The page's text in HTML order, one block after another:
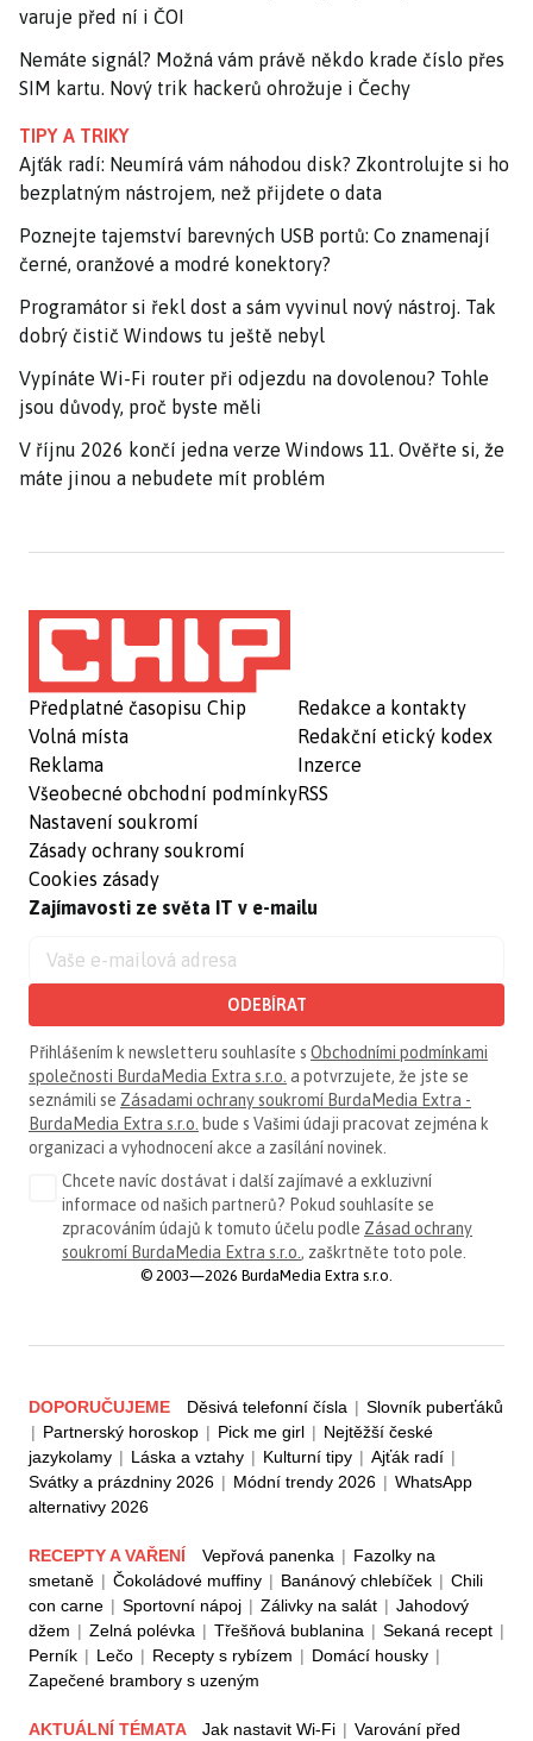
varuje před ní i ČOI
Nemáte signál? Možná vám právě někdo krade číslo přes
SIM kartu. Nový trik hackerů ohrožuje i Čechy
TIPY A TRIKY
Ajťák radí: Neumírá vám náhodou disk? Zkontrolujte si ho
bezplatným nástrojem, než přijdete o data
Poznejte tajemství barevných USB portů: Co znamenají
černé, oranžové a modré konektory?
Programátor si řekl dost a sám vyvinul nový nástroj. Tak
dobrý čistič Windows tu ještě nebyl
Vypínáte Wi-Fi router při odjezdu na dovolenou? Tohle
jsou důvody, proč byste měli
V říjnu 2026 končí jedna verze Windows 11. Ověřte si, že
máte jinou a nebudete mít problém
Předplatné časopisu Chip
Volná místa
Reklama
Všeobecné obchodní podmínky
Nastavení soukromí
Zásady ochrany soukromí
Cookies zásady
Redakce a kontakty
Redakční etický kodex
Inzerce
RSS
Zajímavosti ze světa IT v e-mailu
ODEBÍRAT
Přihlášením k newsletteru souhlasíte s Obchodními podmínkami
společnosti BurdaMedia Extra s.r.o. a potvrzujete, že jste se
seznámili se Zásadami ochrany soukromí BurdaMedia Extra -
BurdaMedia Extra s.r.o. bude s Vašimi údaji pracovat zejména k
organizaci a vyhodnocení akce a zasílání novinek.
Chcete navíc dostávat i další zajímavé a exkluzivní
informace od našich partnerů? Pokud souhlasíte se
zpracováním údajů k tomuto účelu podle Zásad ochrany
soukromí BurdaMedia Extra s.r.o. , zaškrtněte toto pole.
© 2003—2026 BurdaMedia Extra s.r.o.
DOPORUČUJEME Děsivá telefonní čísla | Slovník puberťáků
| Partnerský horoskop | Pick me girl | Nejtěžší české
jazykolamy | Láska a vztahy | Kulturní tipy | Ajťák radí |
Svátky a prázdniny 2026 | Módní trendy 2026 | WhatsApp
alternativy 2026
RECEPTY A VAŘENÍ Vepřová panenka | Fazolky na
smetaně | Čokoládové muffiny | Banánový chlebíček | Chili
con carne | Sportovní nápoj | Zálivky na salát | Jahodový
džem | Zelná polévka | Třešňová bublanina | Sekaná recept |
Perník | Lečo | Recepty s rybízem | Domácí housky |
Zapečené brambory s uzeným
AKTUÁLNÍ TÉMATA Jak nastavit Wi-Fi | Varování před